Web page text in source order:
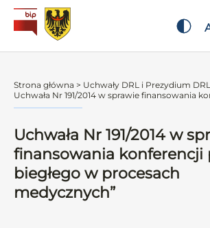
Strona główna > Uchwały DRL i Prezydium DRL
Uchwała Nr 191/2014 w sprawie finansowania
Uchwała Nr 191/2014 w
finansowania konferencji
biegłego w procesach
medycznych”